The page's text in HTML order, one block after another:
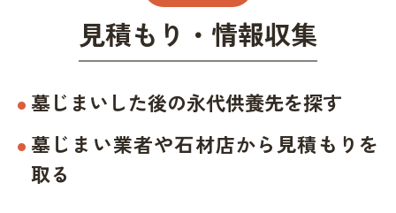
見積もり・情報収集
墓じまいした後の永代供養先を探す
墓じまい業者や石材店から見積もりを
取る